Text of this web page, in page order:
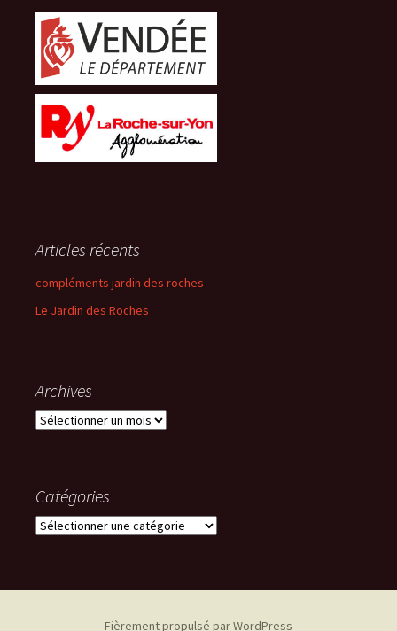
Articles récents
compléments jardin des roches
Le Jardin des Roches
Archives
Archives
Catégories
Catégories
Fièrement propulsé par WordPress